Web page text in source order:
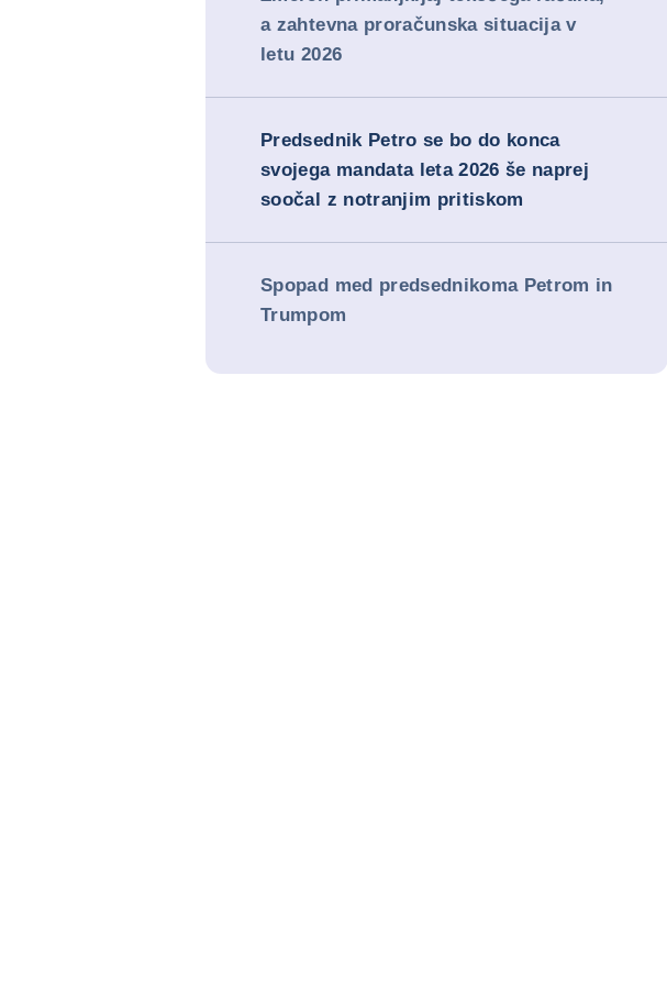
a zahtevna proračunska situacija v
letu 2026
Predsednik Petro se bo do konca
svojega mandata leta 2026 še naprej
soočal z notranjim pritiskom
Spopad med predsednikoma Petrom in
Trumpom